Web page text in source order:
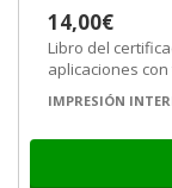
14,00€
Libro del
aplicaciones
IMPRESIÓN